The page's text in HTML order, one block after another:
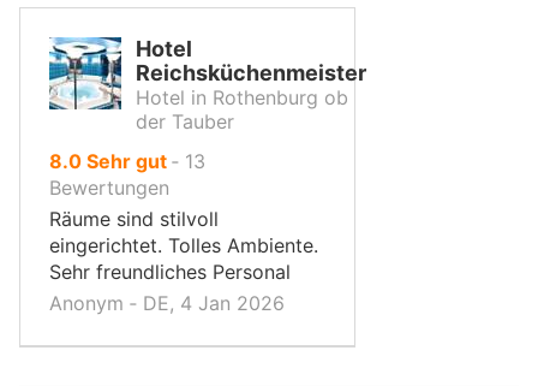
Hotel
Reichsküchenmeister
Hotel in Rothenburg ob
der Tauber
8.0von
10,
Sehr gut ‐ 13
Bewertungen
Räume sind stilvoll
eingerichtet. Tolles Ambiente.
Sehr freundliches Personal
Anonym ‐ DE, 4 Jan 2026